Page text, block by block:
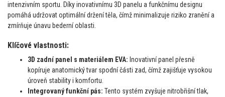
intenzivním sportu. Díky inovativnímu 3D panelu a funkčnímu designu
pomáhá udržovat optimální držení těla, čímž minimalizuje riziko zranění a
zmírňuje únavu bederní oblasti.
Klíčové vlastnosti:
3D zadní panel s materiálem EVA: Inovativní panel přesně
kopíruje anatomický tvar spodní části zad, čímž zajišťuje vysokou
úroveň stability i komfortu.
Integrovaný funkční pás: Tento systém zvyšuje nitrobřišní tlak,